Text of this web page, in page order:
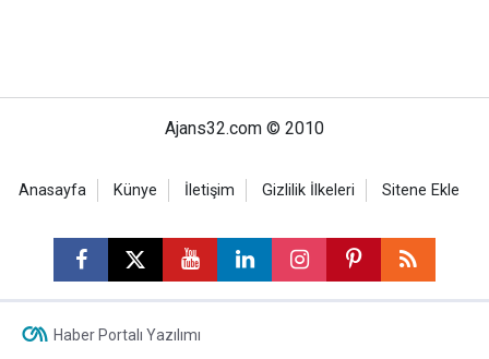
Ajans32.com © 2010
Anasayfa Künye İletişim Gizlilik İlkeleri Sitene Ekle
Haber Portalı Yazılımı